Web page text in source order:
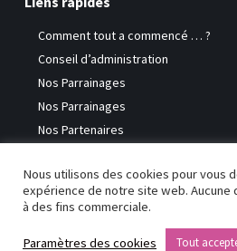
Comment tout a commencé … ?
Conseil d’administration
Nos Parrainages
Nos Parrainages
Nos Partenaires
Copyright © 2026 Anges des Eaux-
Nous utilisons des cookies pour vous
expérience de notre site web. Aucune
à des fins commerciale.
Paramètres des cookies Tout